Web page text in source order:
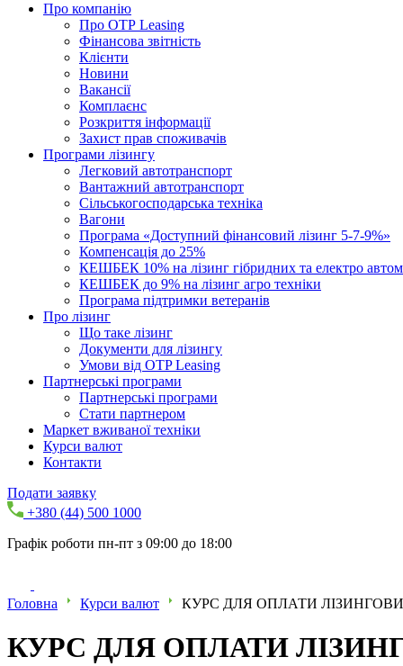
Про компанію
Про ОТР Leasing
Фінансова звітність
Клієнти
Новини
Вакансії
Комплаєнс
Розкриття інформації
Захист прав споживачів
Програми лізингу
Легковий автотранспорт
Вантажний автотранспорт
Cільськогосподарська техніка
Вагони
Програма «Доступний фінансовий лізинг 5-7-9%»
Компенсація до 25%
КЕШБЕК 10% на лізинг гібридних та електро
КЕШБЕК до 9% на лізинг агро техніки
Програма підтримки ветеранів
Про лізинг
Що таке лізинг
Документи для лізингу
Умови від OTP Leasing
Партнерські програми
Партнерські програми
Стати партнером
Маркет вживаної техніки
Курси валют
Контакти
Подати заявку
+380 (44) 500 1000
Графік роботи пн-пт з 09:00 до 18:00
Головна Курси валют КУРС ДЛЯ ОПЛАТИ
КУРС ДЛЯ ОПЛАТИ